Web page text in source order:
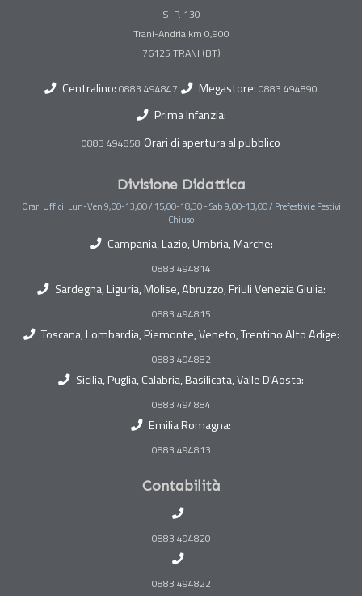
S. P. 130
Trani-Andria km 0,900
Centralino: 0883 494847 Megastore: 0883 494890
Prima Infanzia:
0883 494858 Orari di apertura al pubblico
Divisione Didattica
Orari Uffici: Lun-Ven 9,00-13,00 / 15,00-18,30 - Sab 9,00-13,00 / Prefestivi e Festivi
Chiuso
Campania, Lazio, Umbria, Marche:
0883 494814
Sardegna, Liguria, Molise, Abruzzo, Friuli Venezia Giulia:
0883 494815
Toscana, Lombardia, Piemonte, Veneto, Trentino Alto Adige:
0883 494882
Sicilia, Puglia, Calabria, Basilicata, Valle D'Aosta:
0883 494884
Emilia Romagna:
0883 494813
Contabilità
0883 494820
0883 494822